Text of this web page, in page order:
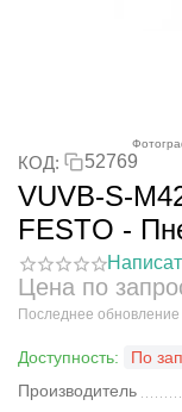
КОД: 52769
VUVB-S-
FESTO -
Цена по
Последнее обновление
Доступность:
По
Производитель